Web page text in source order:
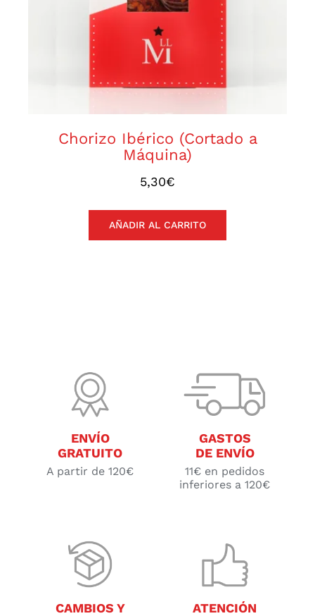
Chorizo Ibérico (Cortado a
Máquina)
5,30€
AÑADIR AL CARRITO
ENVÍO
GRATUITO
A partir de 120€
GASTOS
DE ENVÍO
11€ en pedidos
inferiores a 120€
CAMBIOS Y
ATENCIÓN